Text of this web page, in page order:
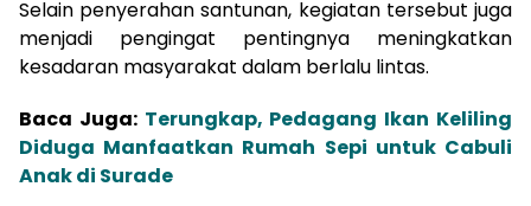
Selain penyerahan santunan, kegiatan tersebut juga
menjadi pengingat pentingnya meningkatkan
kesadaran masyarakat dalam berlalu lintas.
Baca Juga: Terungkap, Pedagang Ikan Keliling
Diduga Manfaatkan Rumah Sepi untuk Cabuli
Anak di Surade